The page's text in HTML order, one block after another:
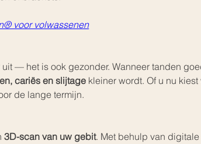
voor volwassenen
— het is ook gezonder. Wanneer tanden
cariës en slijtage kleiner wordt. Of u nu
de lange termijn.
3D-scan van uw gebit. Met behulp van